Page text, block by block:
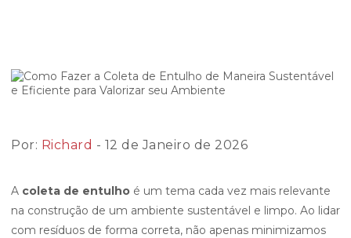
Por: Richard - 12 de Janeiro de 2026
A coleta de entulho é um tema cada vez mais relevante
na construção de um ambiente sustentável e limpo. Ao lidar
com resíduos de forma correta, não apenas minimizamos